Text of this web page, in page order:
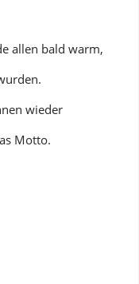
allen bald warm,
wieder
Motto.